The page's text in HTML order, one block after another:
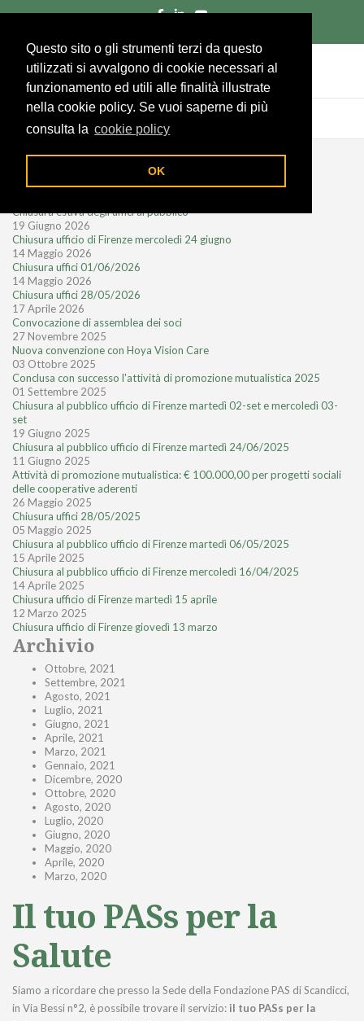
Questo sito o gli strumenti terzi da questo
utilizzati si avvalgono di cookie necessari al
funzionamento ed utili alle finalità illustrate
nella cookie policy. Se vuoi saperne di più
consulta la cookie policy
OK
Notizie recenti
Chiusura estiva degli uffici al pubblico
19 Giugno 2026
Chiusura ufficio di Firenze mercoledì 24 giugno
14 Maggio 2026
Chiusura uffici 01/06/2026
14 Maggio 2026
Chiusura uffici 28/05/2026
17 Aprile 2026
Convocazione di assemblea dei soci
27 Novembre 2025
Nuova convenzione con Hoya Vision Care
03 Ottobre 2025
Conclusa con successo l'attività di promozione mutualistica 2025
01 Settembre 2025
Chiusura al pubblico ufficio di Firenze martedì 02-set e mercoledì 03-
set
19 Giugno 2025
Chiusura al pubblico ufficio di Firenze martedì 24/06/2025
11 Giugno 2025
Attività di promozione mutualistica: € 100.000,00 per progetti sociali
delle cooperative aderenti
26 Maggio 2025
Chiusura uffici 28/05/2025
05 Maggio 2025
Chiusura al pubblico ufficio di Firenze martedì 06/05/2025
15 Aprile 2025
Chiusura al pubblico ufficio di Firenze mercoledì 16/04/2025
14 Aprile 2025
Chiusura ufficio di Firenze martedì 15 aprile
12 Marzo 2025
Chiusura ufficio di Firenze giovedì 13 marzo
Archivio
Ottobre, 2021
Settembre, 2021
Agosto, 2021
Luglio, 2021
Giugno, 2021
Aprile, 2021
Marzo, 2021
Gennaio, 2021
Dicembre, 2020
Ottobre, 2020
Agosto, 2020
Luglio, 2020
Giugno, 2020
Maggio, 2020
Aprile, 2020
Marzo, 2020
Il tuo PASs per la
Salute
Siamo a ricordare che presso la Sede della Fondazione PAS di Scandicci,
in Via Bessi n°2, è possibile trovare il servizio: il tuo PASs per la